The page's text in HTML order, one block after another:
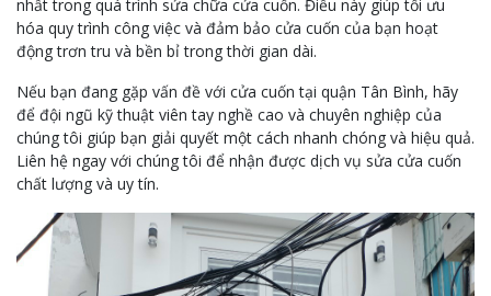
nhất trong quá trình sửa chữa cửa cuốn. Điều này giúp tối ưu
hóa quy trình công việc và đảm bảo cửa cuốn của bạn hoạt
động trơn tru và bền bỉ trong thời gian dài.
Nếu bạn đang gặp vấn đề với cửa cuốn tại quận Tân Bình, hãy
để đội ngũ kỹ thuật viên tay nghề cao và chuyên nghiệp của
chúng tôi giúp bạn giải quyết một cách nhanh chóng và hiệu quả.
Liên hệ ngay với chúng tôi để nhận được dịch vụ sửa cửa cuốn
chất lượng và uy tín.